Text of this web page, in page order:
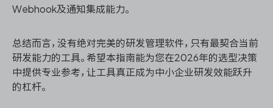
Webhook及通知集成能力。
总结而言，没有绝对完美的研发管理软件，只有最契合当前
研发能力的工具。希望本指南能为您在2026年的选型决策
中提供专业参考，让工具真正成为中小企业研发效能跃升
的杠杆。